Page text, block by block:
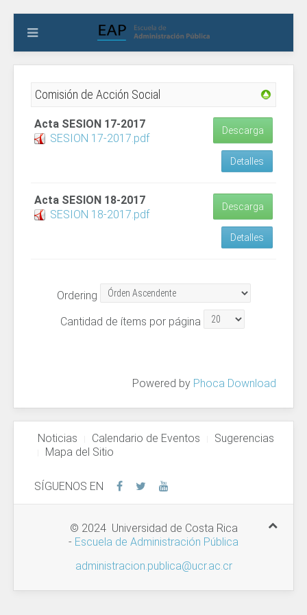
Comisión de Acción Social
Acta SESION 17-2017
SESION 17-2017.pdf
Descarga
Detalles
Acta SESION 18-2017
SESION 18-2017.pdf
Descarga
Detalles
Ordering
Cantidad de ítems por página
Powered by Phoca Download
Noticias Calendario de Eventos
Sugerencias
Mapa del Sitio
SÍGUENOS EN
© 2024 Universidad de Costa Rica
- Escuela de Administración Pública
administracion.publica@ucr.ac.cr